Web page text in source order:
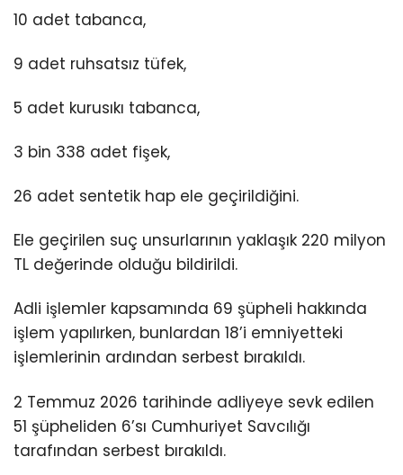
10 adet tabanca,
9 adet ruhsatsız tüfek,
5 adet kurusıkı tabanca,
3 bin 338 adet fişek,
26 adet sentetik hap ele geçirildiğini.
Ele geçirilen suç unsurlarının yaklaşık 220 milyon
TL değerinde olduğu bildirildi.
Adli işlemler kapsamında 69 şüpheli hakkında
işlem yapılırken, bunlardan 18’i emniyetteki
işlemlerinin ardından serbest bırakıldı.
2 Temmuz 2026 tarihinde adliyeye sevk edilen
51 şüpheliden 6’sı Cumhuriyet Savcılığı
tarafından serbest bırakıldı.